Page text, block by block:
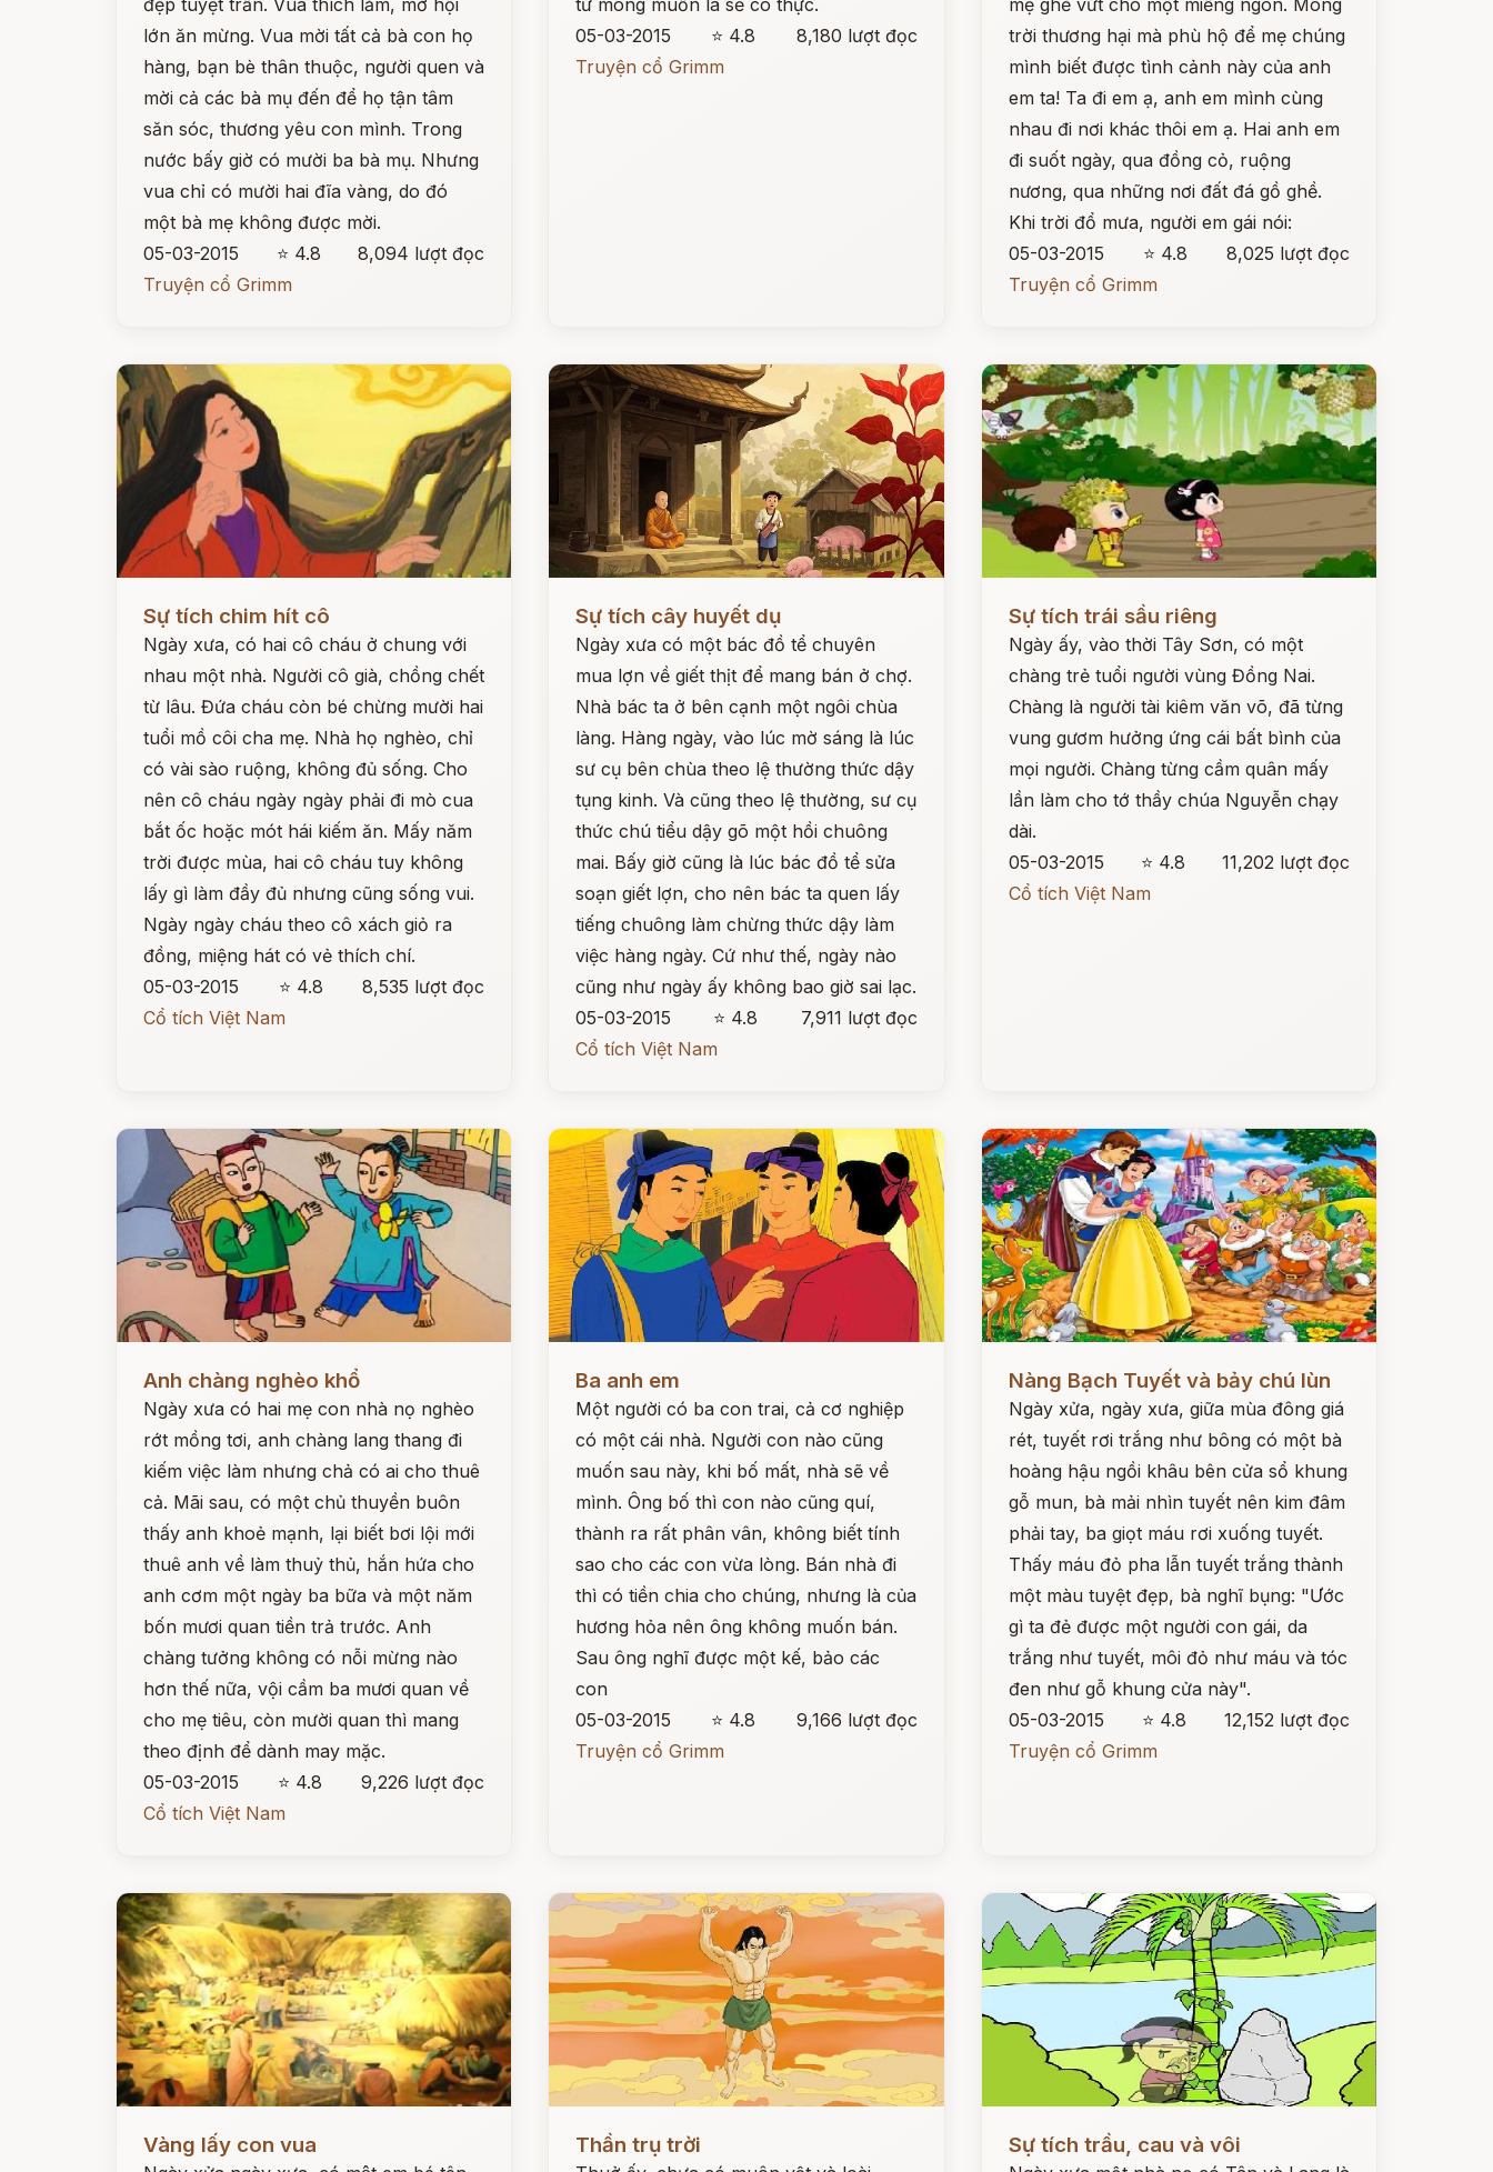
đẹp tuyệt trần. Vua thích lắm, mở hội
lớn ăn mừng. Vua mời tất cả bà con họ
hàng, bạn bè thân thuộc, người quen và
mời cả các bà mụ đến để họ tận tâm
săn sóc, thương yêu con mình. Trong
nước bấy giờ có mười ba bà mụ. Nhưng
vua chỉ có mười hai đĩa vàng, do đó
một bà mẹ không được mời.
05-03-2015
⭐ 4.8
8,094 lượt đọc
Truyện cổ Grimm
tử mong muốn là sẽ có thực.
05-03-2015
⭐ 4.8
8,180 lượt đọc
Truyện cổ Grimm
mẹ ghẻ vứt cho một miếng ngon. Mong
trời thương hại mà phù hộ để mẹ chúng
mình biết được tình cảnh này của anh
em ta! Ta đi em ạ, anh em mình cùng
nhau đi nơi khác thôi em ạ. Hai anh em
đi suốt ngày, qua đồng cỏ, ruộng
nương, qua những nơi đất đá gồ ghề.
Khi trời đổ mưa, người em gái nói:
05-03-2015
⭐ 4.8
8,025 lượt đọc
Truyện cổ Grimm
Sự tích chim hít cô
Ngày xưa, có hai cô cháu ở chung với
nhau một nhà. Người cô già, chồng chết
từ lâu. Đứa cháu còn bé chừng mười hai
tuổi mồ côi cha mẹ. Nhà họ nghèo, chỉ
có vài sào ruộng, không đủ sống. Cho
nên cô cháu ngày ngày phải đi mò cua
bắt ốc hoặc mót hái kiếm ăn. Mấy năm
trời được mùa, hai cô cháu tuy không
lấy gì làm đầy đủ nhưng cũng sống vui.
Ngày ngày cháu theo cô xách giỏ ra
đồng, miệng hát có vẻ thích chí.
05-03-2015
⭐ 4.8
8,535 lượt đọc
Cổ tích Việt Nam
Sự tích cây huyết dụ
Ngày xưa có một bác đồ tể chuyên
mua lợn về giết thịt để mang bán ở chợ.
Nhà bác ta ở bên cạnh một ngôi chùa
làng. Hàng ngày, vào lúc mờ sáng là lúc
sư cụ bên chùa theo lệ thường thức dậy
tụng kinh. Và cũng theo lệ thường, sư cụ
thức chú tiểu dậy gõ một hồi chuông
mai. Bấy giờ cũng là lúc bác đồ tể sửa
soạn giết lợn, cho nên bác ta quen lấy
tiếng chuông làm chừng thức dậy làm
việc hàng ngày. Cứ như thế, ngày nào
cũng như ngày ấy không bao giờ sai lạc.
05-03-2015
⭐ 4.8
7,911 lượt đọc
Cổ tích Việt Nam
Sự tích trái sầu riêng
Ngày ấy, vào thời Tây Sơn, có một
chàng trẻ tuổi người vùng Đồng Nai.
Chàng là người tài kiêm văn võ, đã từng
vung gươm hưởng ứng cái bất bình của
mọi người. Chàng từng cầm quân mấy
lần làm cho tớ thầy chúa Nguyễn chạy
dài.
05-03-2015
⭐ 4.8
11,202 lượt đọc
Cổ tích Việt Nam
Anh chàng nghèo khổ
Ngày xưa có hai mẹ con nhà nọ nghèo
rớt mồng tơi, anh chàng lang thang đi
kiếm việc làm nhưng chả có ai cho thuê
cả. Mãi sau, có một chủ thuyền buôn
thấy anh khoẻ mạnh, lại biết bơi lội mới
thuê anh về làm thuỷ thủ, hắn hứa cho
anh cơm một ngày ba bữa và một năm
bốn mươi quan tiền trả trước. Anh
chàng tưởng không có nỗi mừng nào
hơn thế nữa, vội cầm ba mươi quan về
cho mẹ tiêu, còn mười quan thì mang
theo định để dành may mặc.
05-03-2015
⭐ 4.8
9,226 lượt đọc
Cổ tích Việt Nam
Ba anh em
Một người có ba con trai, cả cơ nghiệp
có một cái nhà. Người con nào cũng
muốn sau này, khi bố mất, nhà sẽ về
mình. Ông bố thì con nào cũng quí,
thành ra rất phân vân, không biết tính
sao cho các con vừa lòng. Bán nhà đi
thì có tiền chia cho chúng, nhưng là của
hương hỏa nên ông không muốn bán.
Sau ông nghĩ được một kế, bảo các
con
05-03-2015
⭐ 4.8
9,166 lượt đọc
Truyện cổ Grimm
Nàng Bạch Tuyết và bảy chú lùn
Ngày xửa, ngày xưa, giữa mùa đông giá
rét, tuyết rơi trắng như bông có một bà
hoàng hậu ngồi khâu bên cửa sổ khung
gỗ mun, bà mải nhìn tuyết nên kim đâm
phải tay, ba giọt máu rơi xuống tuyết.
Thấy máu đỏ pha lẫn tuyết trắng thành
một màu tuyệt đẹp, bà nghĩ bụng: "Ước
gì ta đẻ được một người con gái, da
trắng như tuyết, môi đỏ như máu và tóc
đen như gỗ khung cửa này".
05-03-2015
⭐ 4.8
12,152 lượt đọc
Truyện cổ Grimm
Vàng lấy con vua
Đọc ngay
Thần trụ trời Sự tích trầu, cau và vôi